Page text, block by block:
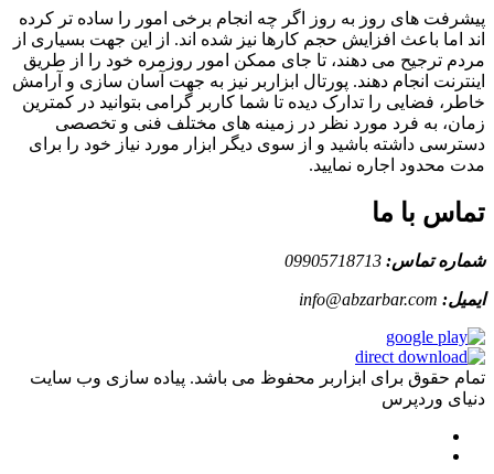
پیشرفت های روز به روز اگر چه انجام برخی امور را ساده تر کرده
اند اما باعث افزایش حجم کارها نیز شده اند. از این جهت بسیاری از
مردم ترجیح می دهند، تا جای ممکن امور روزمره خود را از طریق
اینترنت انجام دهند. پورتال ابزاربر نیز به جهت آسان سازی و آرامش
خاطر، فضایی را تدارک دیده تا شما کاربر گرامی بتوانید در کمترین
زمان، به فرد مورد نظر در زمینه های مختلف فنی و تخصصی
دسترسی داشته باشید و از سوی دیگر ابزار مورد نیاز خود را برای
مدت محدود اجاره نمایید.
تماس با ما
شماره تماس: 09905718713
ایمیل: info@abzarbar.com
تمام حقوق برای ابزاربر محفوظ می باشد. پیاده سازی وب سایت
دنیای وردپرس